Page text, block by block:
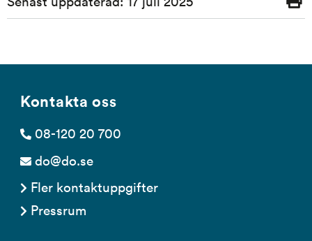
ut
Kontakta oss
08-120 20 700
do@do.se
Fler kontaktuppgifter
Pressrum